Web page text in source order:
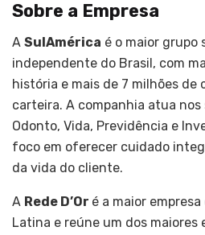
Sobre a Empresa
A SulAmérica é o maior grupo
independente do Brasil, com
história e mais de 7 milhões de
carteira. A companhia atua
Odonto, Vida, Previdência e
foco em oferecer cuidado
da vida do cliente.
A Rede D’Or é a maior
Latina e reúne um dos maiores